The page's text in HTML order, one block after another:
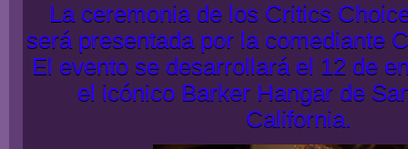
La ceremonia de los Critics
será presentada por la comediante
El evento se desarrollará el 12 de
el icónico Barker Hangar de
California.